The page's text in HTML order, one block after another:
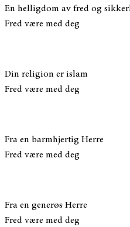
En helligdom av fred og
Fred være med deg
Din religion er islam
Fred være med deg
Fra en barmhjertig Herre
Fred være med deg
Fra en generøs Herre
Fred være med deg